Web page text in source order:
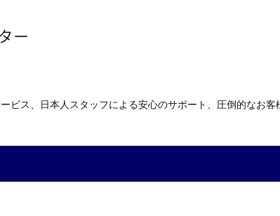
ス、日本人スタッフによる安心のサポート、圧倒的なお客